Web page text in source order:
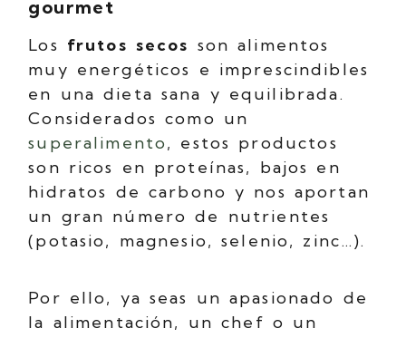
gourmet
Los frutos secos son alimentos
muy energéticos e imprescindibles
en una dieta sana y equilibrada.
Considerados como un
superalimento, estos productos
son ricos en proteínas, bajos en
hidratos de carbono y nos aportan
un gran número de nutrientes
(potasio, magnesio, selenio, zinc…).
Por ello, ya seas un apasionado de
la alimentación, un chef o un